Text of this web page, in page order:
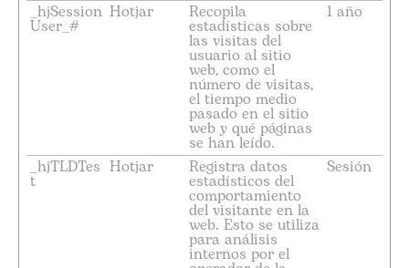
_hjSession
User_#
Hotjar Recopila
estadísticas sobre
las visitas del
usuario al sitio
web, como el
número de visitas,
el tiempo medio
pasado en el sitio
web y qué páginas
se han leído.
1 año
_hjTLDTes
t
Hotjar Registra datos
estadísticos del
comportamiento
del visitante en la
web. Esto se utiliza
para análisis
internos por el
Sesión